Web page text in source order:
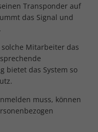
Transponder auf
das Signal und
Mitarbeiter das
bietet das System so
muss, können